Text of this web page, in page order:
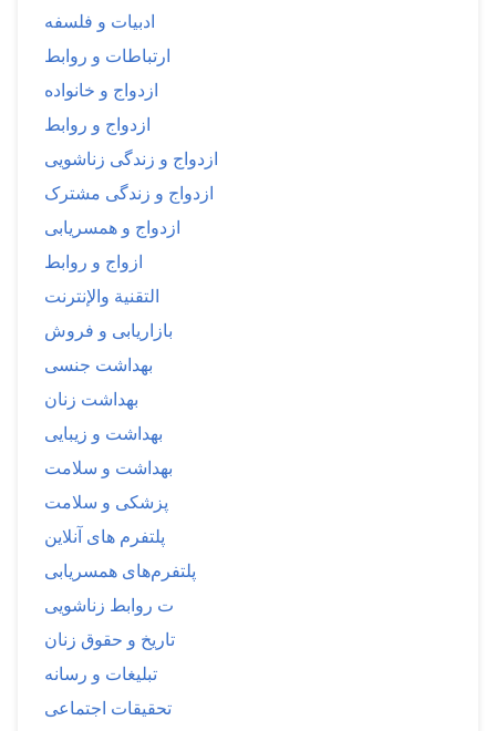
ادبیات و فلسفه
ارتباطات و روابط
ازدواج و خانواده
ازدواج و روابط
ازدواج و زندگی زناشویی
ازدواج و زندگی مشترک
ازدواج و همسریابی
ازواج و روابط
التقنية والإنترنت
بازاریابی و فروش
بهداشت جنسی
بهداشت زنان
بهداشت و زیبایی
بهداشت و سلامت
پزشکی و سلامت
پلتفرم های آنلاین
پلتفرم‌های همسریابی
ت روابط زناشویی
تاریخ و حقوق زنان
تبلیغات و رسانه
تحقیقات اجتماعی